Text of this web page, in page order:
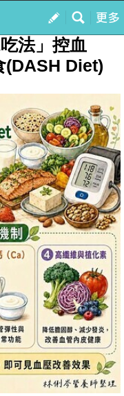
我的
法」控血
(DASH Diet)